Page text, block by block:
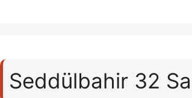
Seddülbahir 32